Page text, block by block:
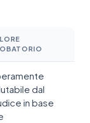
dal
in base